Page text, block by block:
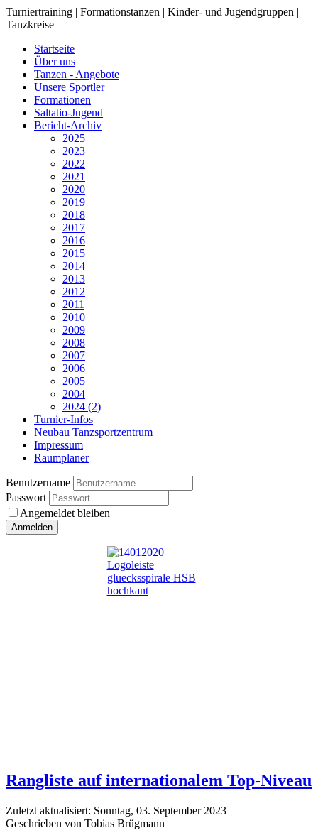
Turniertraining | Formationstanzen | Kinder- und Jugendgruppen |
Tanzkreise
Startseite
Über uns
Tanzen - Angebote
Unsere Sportler
Formationen
Saltatio-Jugend
Bericht-Archiv
2025
2023
2022
2021
2020
2019
2018
2017
2016
2015
2014
2013
2012
2011
2010
2009
2008
2007
2006
2005
2004
2024 (2)
Turnier-Infos
Neubau Tanzsportzentrum
Impressum
Raumplaner
Benutzername
Passwort
Angemeldet bleiben
Rangliste auf internationalem Top-Niveau
Zuletzt aktualisiert: Sonntag, 03. September 2023
Geschrieben von Tobias Brügmann